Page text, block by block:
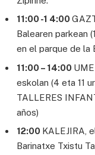
11:00 -1 4:00
Balearen parkean
en el parque de la
11:00 – 14:00
eskolan (4 eta 11
TALLERES
años)
12:00 KALEJIRA,
Barinatxe Txistu